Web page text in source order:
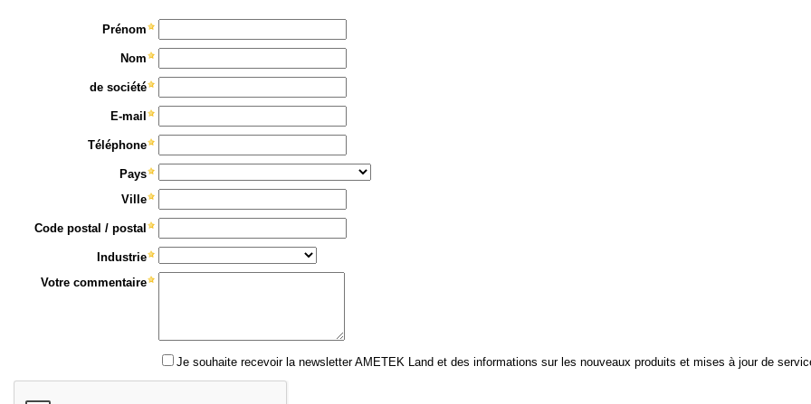
Prénom
Nom
de société
E-mail
Téléphone
Pays
Ville
Code postal / postal
Industrie
Votre commentaire
Je souhaite recevoir la newsletter AMETEK Land et des informations sur les nouveaux produits et mises à jour de